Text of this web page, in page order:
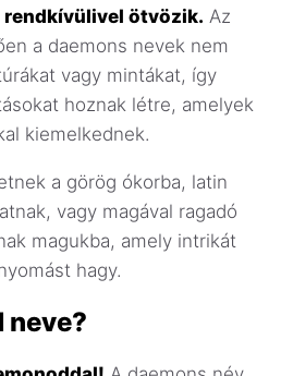
rendkívülivel ötvözik. Az
a daemons nevek nem
vagy mintákat, így
hoznak létre, amelyek
kiemelkednek.
a görög ókorba, latin
vagy magával ragadó
magukba, amely intrikát
hagy.
neve?